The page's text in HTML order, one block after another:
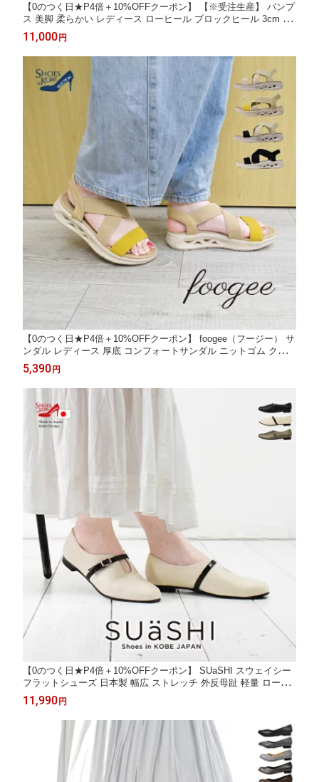
【0のつく日★P4倍＋10%OFFクーポン】 【※受注生産】 パンプ
ス 美脚 柔らかい レディース ローヒール ブロックヒール 3cm オ
ープントゥ Vカット 低反発 きれいめ 仕事 ビジネス 普段使い CO
OL SAPPHIRE クールサファイア 発送まで約3週間 [foo-mg-4822]
11,000円
【0のつく日★P4倍＋10%OFFクーポン】 foogee（フージー） サ
ンダル レディース 厚底 コンフォートサンダル ニットゴム クロス
ベルト バックベルト 軽量 4cmヒール クッション ローリング設計
スタイルアップ 痛くない 歩きやすい カジュアル 夏 [foo-fp-ms-1]
5,390円
【0のつく日★P4倍＋10%OFFクーポン】 SUaSHI スウェイシー
フラットシューズ 日本製 幅広 ストレッチ 外反母趾 軽量 ローヒ
ール 1.5cm スクエアトゥ メリージェーン ストラップ Vカット レ
ディース 走れる オフィス ビジネス 旅行 黒 白 [FOO-AM-R1500]
11,990円